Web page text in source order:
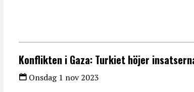
Konflikten i Gaza: Turkiet höjer
Onsdag 1 nov 2023